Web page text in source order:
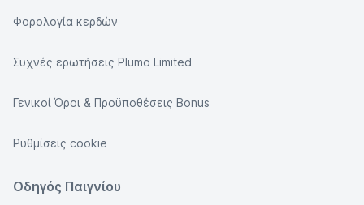
Φορολογία κερδών
Συχνές ερωτήσεις Plumo Limited
Γενικοί Όροι & Προϋποθέσεις Bonus
Ρυθμίσεις cookie
Οδηγός Παιγνίου